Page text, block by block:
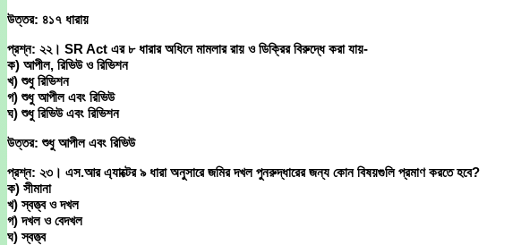
উত্তর: ৪১৭ ধারায়
প্রশ্ন: ২২। SR Act এর ৮ ধারার অধিনে মামলার রায় ও ডিক্রির বিরুদ্ধে করা যায়-
ক) আপীল, রিভিউ ও রিভিশন
খ) শুধু রিভিশন
গ) শুধু আপীল এবং রিভিউ
ঘ) শুধু রিভিউ এবং রিভিশন
উত্তর: শুধু আপীল এবং রিভিউ
প্রশ্ন: ২৩। এস.আর এ্যাক্টের ৯ ধারা অনুসারে জমির দখল পুনরুদ্ধারের জন্য কোন বিষয়গুলি প্রমাণ করতে হবে?
ক) সীমানা
খ) স্বত্ত্ব ও দখল
গ) দখল ও বেদখল
ঘ) স্বত্ত্ব